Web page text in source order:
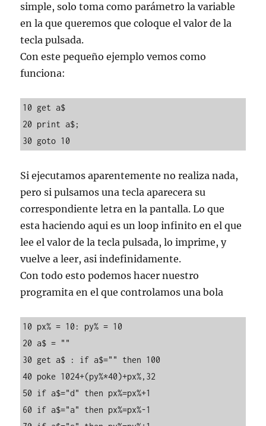
simple, solo toma como parámetro la variable
en la que queremos que coloque el valor de la
tecla pulsada.
Con este pequeño ejemplo vemos como
funciona:
10 get a$
20 print a$;
30 goto 10
Si ejecutamos aparentemente no realiza nada,
pero si pulsamos una tecla aparecera su
correspondiente letra en la pantalla. Lo que
esta haciendo aqui es un loop infinito en el que
lee el valor de la tecla pulsada, lo imprime, y
vuelve a leer, asi indefinidamente.
Con todo esto podemos hacer nuestro
programita en el que controlamos una bola
10 px% = 10: py% = 10
20 a$ = ""
30 get a$ : if a$="" then 100
40 poke 1024+(py%*40)+px%,32
50 if a$="d" then px%=px%+1
60 if a$="a" then px%=px%-1